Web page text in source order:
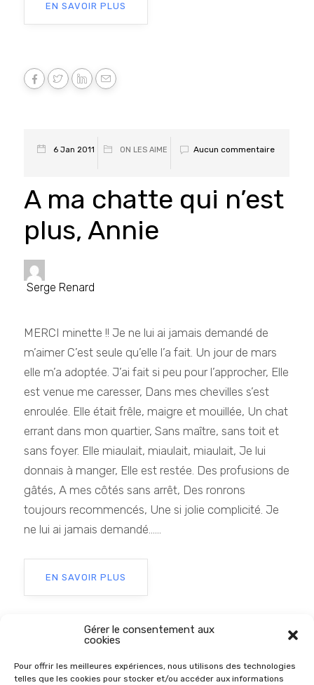
Gérer le consentement aux
cookies
Pour offrir les meilleures expériences, nous utilisons des technologies
telles que les cookies pour stocker et/ou accéder aux informations
EN SAVOIR PLUS
6 Jan 2011 ON LES AIME Aucun commentaire
A ma chatte qui n’est
plus, Annie
Serge Renard
MERCI minette !! Je ne lui ai jamais demandé de
m’aimer C’est seule qu’elle l’a fait. Un jour de mars
elle m’a adoptée. J’ai fait si peu pour l’approcher, Elle
est venue me caresser, Dans mes chevilles s’est
enroulée. Elle était frêle, maigre et mouillée, Un chat
errant dans mon quartier, Sans maître, sans toit et
sans foyer. Elle miaulait, miaulait, miaulait, Je lui
donnais à manger, Elle est restée. Des profusions de
gâtés, A mes côtés sans arrêt, Des ronrons
toujours recommencés, Une si jolie complicité. Je
ne lui ai jamais demandé......
EN SAVOIR PLUS